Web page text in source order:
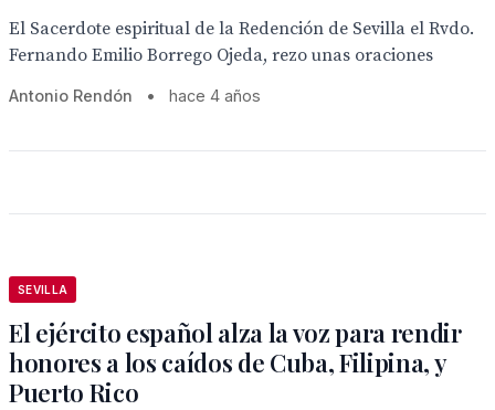
El Sacerdote espiritual de la Redención de Sevilla el Rvdo.
Fernando Emilio Borrego Ojeda, rezo unas oraciones
Antonio Rendón • hace 4 años
SEVILLA
El ejército español alza la voz para rendir
honores a los caídos de Cuba, Filipina, y
Puerto Rico